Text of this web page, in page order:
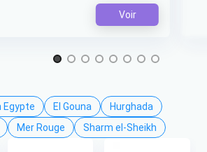
Voir
Egypte
El Gouna
Hurghada
Mer Rouge Sharm el-Sheikh